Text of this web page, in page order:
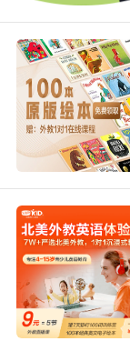
那就是我们一
10. The
barren, but
这片土地上
贫瘠 在他们眼